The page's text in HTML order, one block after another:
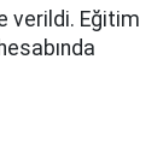
verildi. Eğitim